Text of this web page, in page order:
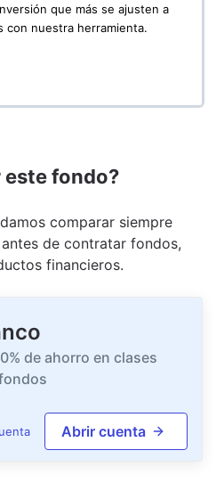
que más se ajusten a
con nuestra herramienta.
fondo?
comparar siempre
de contratar fondos,
financieros.
de ahorro en clases
Abrir cuenta